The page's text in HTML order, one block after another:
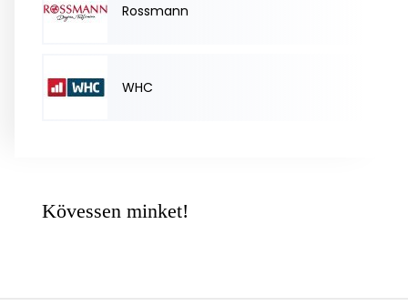
Rossmann
WHC
Kövessen minket!